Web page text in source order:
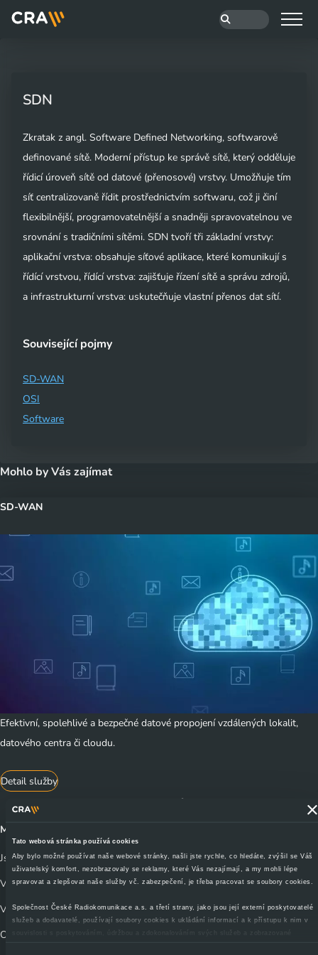
Tato webová stránka používá cookies
Aby bylo možné používat naše webové stránky, našli jste rychle, co hledáte, zvýšil se Váš
uživatelský komfort, nezobrazovaly se reklamy, které Vás nezajímají, a my mohli lépe
spravovat a zlepšovat naše služby vč. zabezpečení, je třeba pracovat se soubory cookies.
Společnost České Radiokomunikace a.s. a třetí strany, jako jsou její externí poskytovatelé
služeb a dodavatelé, používají soubory cookies k ukládání informací a k přístupu k nim v
souvislosti s poskytováním, údržbou a zdokonalováním svých služeb a zobrazované
SDN
Zkratak z angl. Software Defined Networking, softwarově
definované sítě. Moderní přístup ke správě sítě, který odděluje
řídicí úroveň sítě od datové (přenosové) vrstvy. Umožňuje tím
síť centralizovaně řídit prostřednictvím softwaru, což ji činí
flexibilnější, programovatelnější a snadněji spravovatelnou ve
srovnání s tradičními sítěmi. SDN tvoří tři základní vrstvy:
aplikační vrstva: obsahuje síťové aplikace, které komunikují s
řídící vrstvou, řídící vrstva: zajišťuje řízení sítě a správu zdrojů,
a infrastrukturní vrstva: uskutečňuje vlastní přenos dat sítí.
Související pojmy
SD-WAN
OSI
Software
Mohlo by Vás zajímat
SD-WAN
Efektivní, spolehlivé a bezpečné datové propojení vzdálených lokalit,
datového centra či cloudu.
Detail služby
Může vás zajímat
Jsem divák
Výluky a odstávky vysílačů
Vyjádření o existenci sítí
Obchodní kontakty